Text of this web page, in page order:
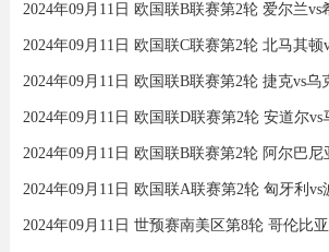
2024年09月11日 欧国联B联赛第2轮 爱尔兰vs
2024年09月11日 欧国联B联赛第2轮 捷克vs乌
2024年09月11日 欧国联D联赛第2轮 安道尔
2024年09月11日 欧国联A联赛第2轮 匈牙利
2024年09月11日 世预赛南美区第8轮 哥伦比